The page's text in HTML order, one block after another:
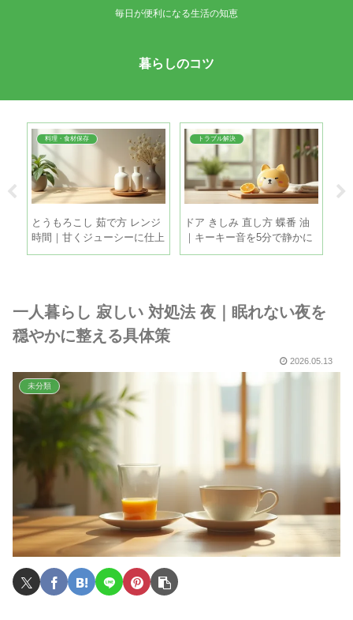
毎日が便利になる生活の知恵
暮らしのコツ
料理・食材保存
とうもろこし 茹で方 レンジ
時間｜甘くジューシーに仕上
げる本数別の目安
トラブル解決
ドア きしみ 直し方 蝶番 油
｜キーキー音を5分で静かに
する手順
一人暮らし 寂しい 対処法 夜｜眠れない夜を
穏やかに整える具体策
2026.05.13
未分類